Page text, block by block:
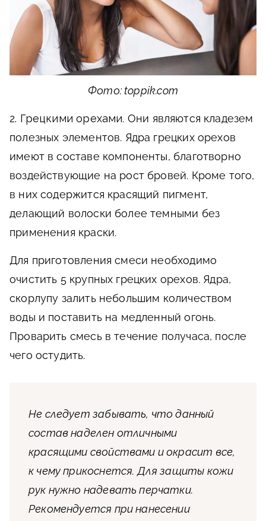
Фото: toppik.com
2. Грецкими орехами. Они являются кладезем
полезных элементов. Ядра грецких орехов
имеют в составе компоненты, благотворно
воздействующие на рост бровей. Кроме того,
в них содержится красящий пигмент,
делающий волоски более темными без
применения краски.
Для приготовления смеси необходимо
очистить 5 крупных грецких орехов. Ядра,
скорлупу залить небольшим количеством
воды и поставить на медленный огонь.
Проварить смесь в течение получаса, после
чего остудить.
Не следует забывать, что данный
состав наделен отличными
красящими свойствами и окрасит все,
к чему прикоснется. Для защиты кожи
рук нужно надевать перчатки.
Рекомендуется при нанесении